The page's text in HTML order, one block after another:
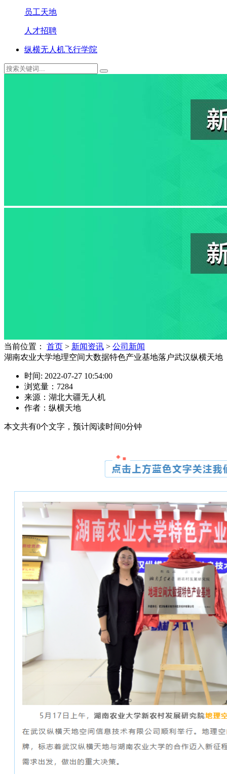
员工天地
人才招聘
纵横无人机飞行学院
当前位置： 首页 > 新闻资讯 > 公司新闻
湖南农业大学地理空间大数据特色产业基地落户武汉纵横天地
时间: 2022-07-27 10:54:00
浏览量：7284
来源：湖北大疆无人机
作者：纵横天地
本文共有0个文字，预计阅读时间0分钟